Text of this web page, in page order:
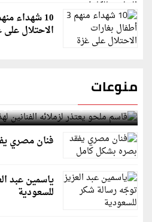
الاحتلال
منوعات
قاسم ملحو يعتذر لزملائه
فنان مصري
ياسمين عبد
للسعودية